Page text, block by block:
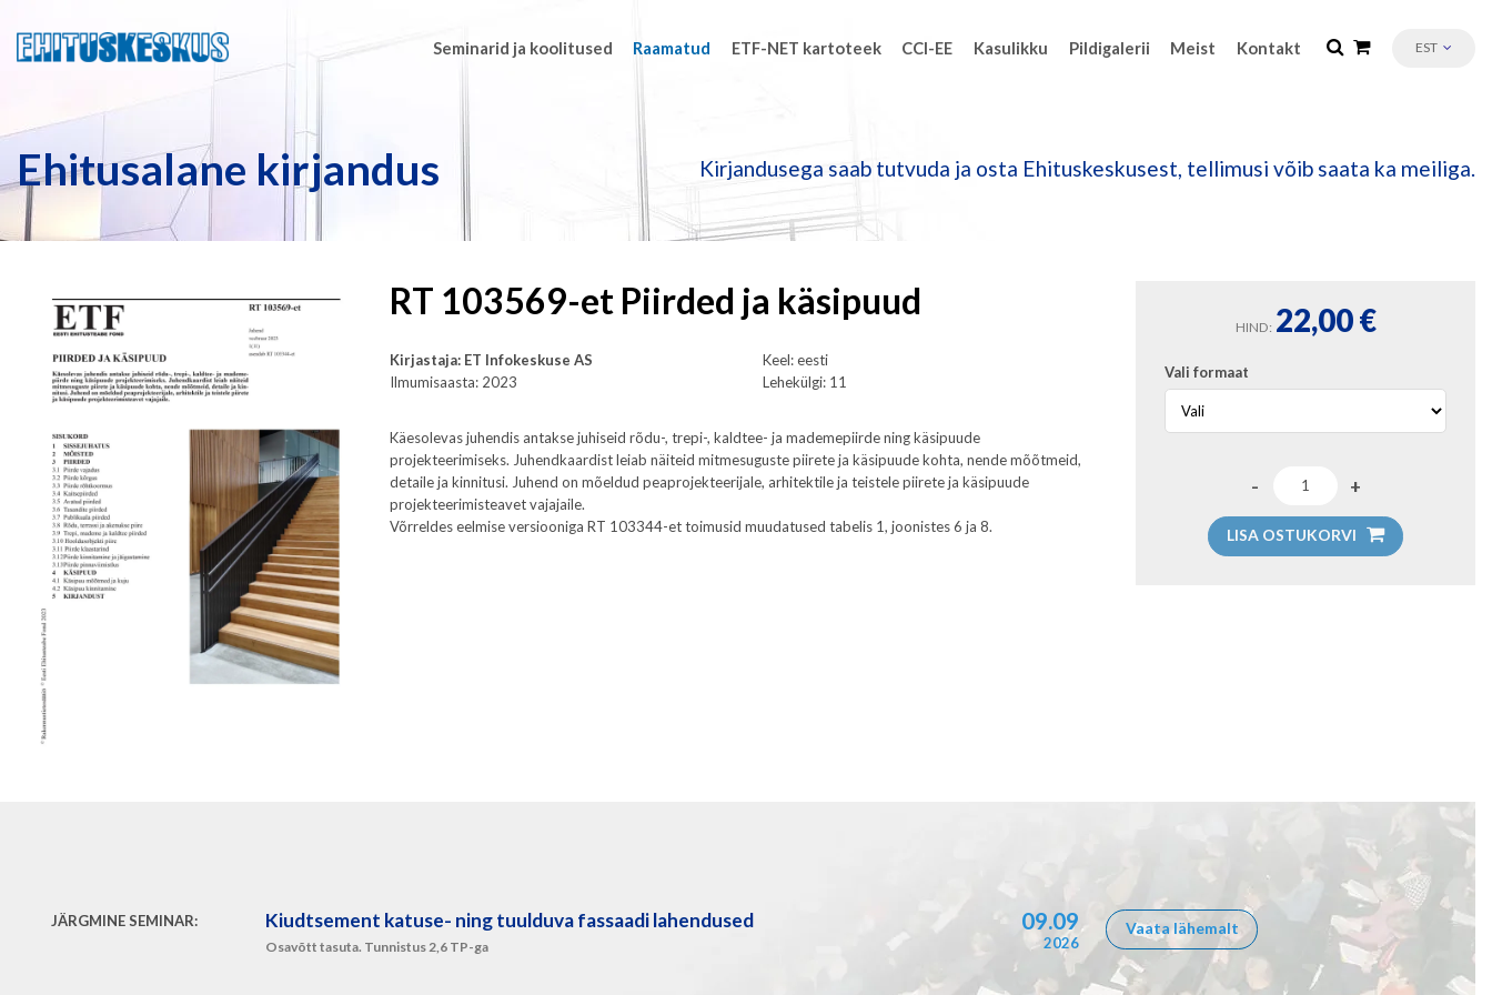
Seminarid ja koolitused Raamatud ETF-NET kartoteek CCI-EE Kasulikku Pildigalerii Meist Kontakt EST
Ehitusalane kirjandus Kirjandusega saab tutvuda ja osta Ehituskeskusest, tellimusi võib saata ka meiliga.
RT 103569-et Piirded ja käsipuud
Kirjastaja: ET Infokeskuse AS
Ilmumisaasta: 2023
Keel: eesti
Lehekülgi: 11
Käesolevas juhendis antakse juhiseid rõdu-, trepi-, kaldtee- ja mademepiirde ning käsipuude
projekteerimiseks. Juhendkaardist leiab näiteid mitmesuguste piirete ja käsipuude kohta, nende mõõtmeid,
detaile ja kinnitusi. Juhend on mõeldud peaprojekteerijale, arhitektile ja teistele piirete ja käsipuude
projekteerimisteavet vajajaile.
Võrreldes eelmise versiooniga RT 103344-et toimusid muudatused tabelis 1, joonistes 6 ja 8.
HIND: 22,00€
Vali formaat
LISA OSTUKORVI
JÄRGMINE SEMINAR: Kiudtsement katuse- ning tuulduva fassaadi lahendused
Osavõtt tasuta. Tunnistus 2,6 TP-ga
09.09
2026
Vaata lähemalt